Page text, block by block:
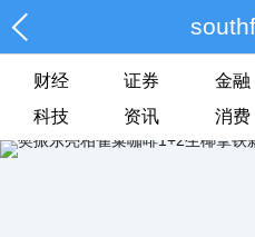
财经 证券 金融
科技
资讯 消费